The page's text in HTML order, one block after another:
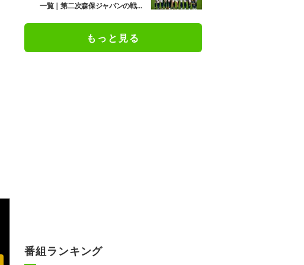
一覧｜第二次森保ジャパンの戦歴
もっと見る
番組ランキング